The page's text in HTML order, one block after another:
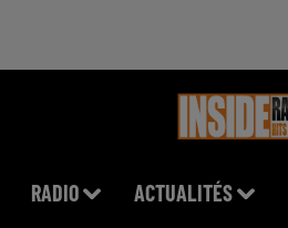
RADIO ACTUALITÉS